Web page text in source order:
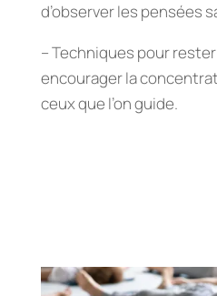
d’observer les pensées
– Techniques pour
encourager la
ceux que l’on guide.